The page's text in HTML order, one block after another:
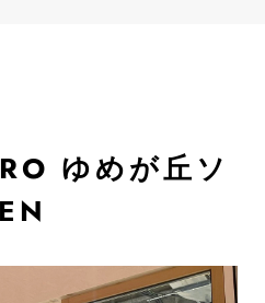
ゆめが丘ソ